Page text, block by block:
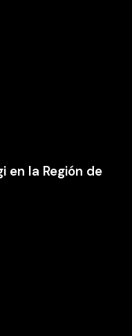
en la Región de